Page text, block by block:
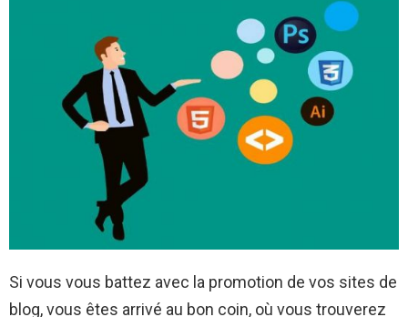
Si vous vous battez avec la promotion de vos sites de
blog, vous êtes arrivé au bon coin, où vous trouverez